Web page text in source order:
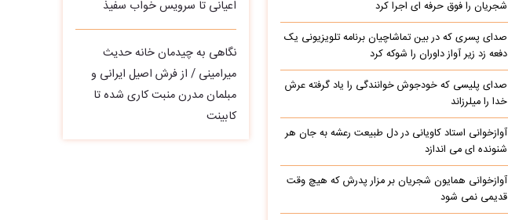
شجریان را فوق حرفه ای اجرا کرد
صدای پسری که در بین تماشاچیان برنامه تلویزیونی یک
دفعه زد زیر آواز داوران را شوکه کرد
صدای پلیسی که خودجوش خوانندگی را یاد گرفته عرش
خدا را میلرزاند
آوازخوانی استاد کاویانی در دل طبیعت رعشه به جان هر
شنونده ای می اندازد
آوازخوانی همایون شجریان بر مزار پدرش که هیچ وقت
قدیمی نمی شود
اعیانی تا سرویس خواب سفیذ
نگاهی به چیدمان خانه حدیث
میرامینی / از فرش اصیل ایرانی و
مبلمان مدرن منبت‌ کاری‌ شده تا
کابینت